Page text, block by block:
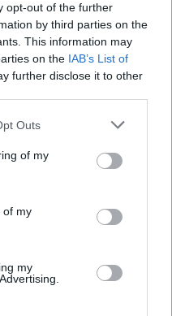
opt-out of the further
by third parties on the
This information may
on the IAB’s List of
further disclose it to other
Outs
of my
of my
my
że slot w
zawodników,
znalazła bezpieczną
Mamy nadzieję,
współpracy, która
project manager Ultraligi.
czasy
, będzie to debiut
gdyż LoL-owa dywizja
bobry
tuż przed